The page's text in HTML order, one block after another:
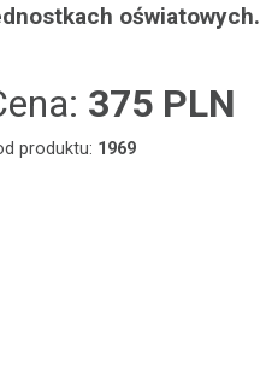
oświatowych.
375 PLN
produktu: 1969